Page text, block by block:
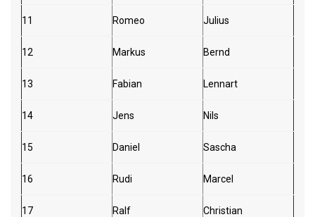
11 Romeo Julius
12 Markus Bernd
13 Fabian Lennart
14 Jens Nils
15 Daniel Sascha
16 Rudi Marcel
17 Ralf Christian